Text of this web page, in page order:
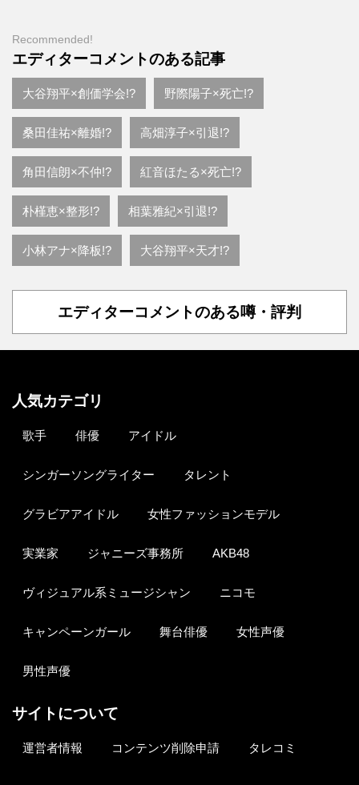
Recommended!
エディターコメントのある記事
大谷翔平×創価学会!? 野際陽子×死亡!?
桑田佳祐×離婚!? 高畑淳子×引退!?
角田信朗×不仲!? 紅音ほたる×死亡!?
朴槿恵×整形!? 相葉雅紀×引退!?
小林アナ×降板!? 大谷翔平×天才!?
エディターコメントのある噂・評判
人気カテゴリ
歌手 俳優 アイドル
シンガーソングライター タレント
グラビアアイドル 女性ファッションモデル
実業家 ジャニーズ事務所 AKB48
ヴィジュアル系ミュージシャン ニコモ
キャンペーンガール 舞台俳優 女性声優
男性声優
サイトについて
運営者情報 コンテンツ削除申請 タレコミ